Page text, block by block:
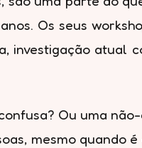
Os seus
investigação atual
Ou uma
mesmo quando